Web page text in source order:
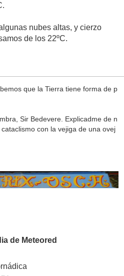
nubes altas, y cierzo
de los 22ºC.
que la Tierra tiene forma de p
Sir Bedevere. Explicadme de n
con la vejiga de una ovej
de Meteored